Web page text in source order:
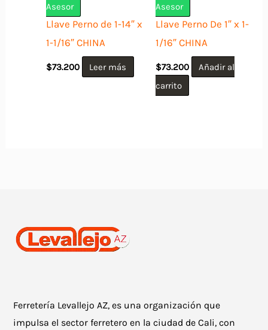
Asesor
Llave Perno de 1-14″ x
1-1/16″ CHINA
$73.200 Leer más
Asesor
Llave Perno De 1″ x 1-
1/16″ CHINA
$73.200
Añadir al
carrito
Ferretería Levallejo AZ, es una organización que
impulsa el sector ferretero en la ciudad de Cali, con